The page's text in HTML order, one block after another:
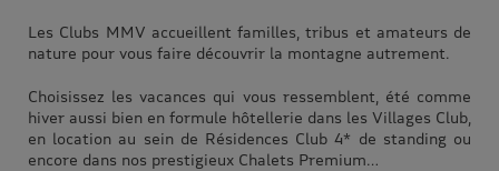
Les Clubs MMV accueillent familles, tribus et amateurs de
nature pour vous faire découvrir la montagne autrement.
Choisissez les vacances qui vous ressemblent, été comme
hiver aussi bien en formule hôtellerie dans les Villages Club,
en location au sein de Résidences Club 4* de standing ou
encore dans nos prestigieux Chalets Premium…